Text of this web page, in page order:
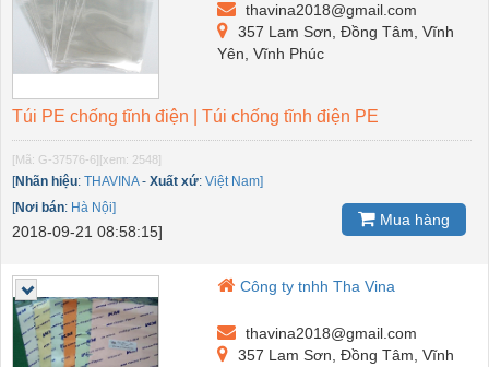
thavina2018@gmail.com
357 Lam Sơn, Đồng Tâm, Vĩnh
Yên, Vĩnh Phúc
Túi PE chống tĩnh điện | Túi chống tĩnh điện PE
[Mã: G-37576-6] [xem: 2548]
[Nhãn hiệu: THAVINA- Xuất xứ: Việt Nam]
[Nơi bán: Hà Nội]
2018-09-21 08:58:15]
Mua hàng
Công ty tnhh Tha Vina
thavina2018@gmail.com
357 Lam Sơn, Đồng Tâm, Vĩnh